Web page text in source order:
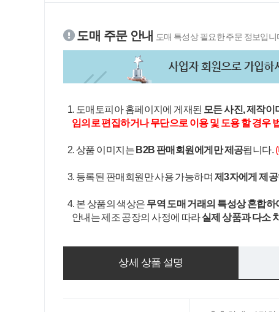
도매 주문 안내 도매 특성상 필요한 주문 정보입
1. 도매토피아 홈페이지에 게재된 모든 사진, 제작이
임의로 편집하거나 무단으로 이용 및 도용 할 경우
2. 상품 이미지는 B2B 판매회원에게만 제공됩니다.
3. 등록된 판매회원만 사용 가능하며 제3자에게 제
4. 본 상품의 색상은 무역 도매 거래의 특성상 혼합하
안내는 제조 공장의 사정에 따라실제 상품과 다소
상세 상품 설명